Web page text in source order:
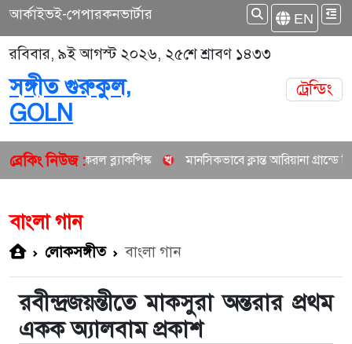
আর্কাইভই-পেপারকনভার্টার EN
রবিবার, ৯ই আগস্ট ২০২৬, ২৫শে শ্রাবণ ১৪৩৩
সঙ্গীত গুরুকুল,
GOLN
ট্রেন্ডিং
ব্রেকিং নিউজ :
ব্ল্যাকপিঙ্ক মানসিকভাবে ক্লান্ত আরিয়ানা গ্রান্ডে নিচ্ছেন দীর্ঘ বিরতি
বাংলা গান
লোকসঙ্গীত বাংলা গান
রবীন্দ্রজয়ন্তীতে মাকসুরা অন্তরার প্রথম
একক অ্যালবাম প্রকাশ